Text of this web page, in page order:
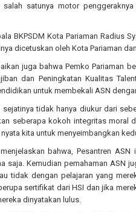
salah satunya motor
BKPSDM Kota Pariaman Radius
dicetuskan oleh Kota Pariaman
juga bahwa Pemko Pariaman
dan Peningkatan Kualitas
untuk membekali ASN
sejatinya tidak hanya diukur dari
seberapa kokoh integritas moral
kita untuk menyeimbangkan
bahwa, Pesantren
saja. Kemudian pemahaman ASN
tidak dengan pelajaran yang
sertifikat dari HSI dan jika
dinyatakan lulus.